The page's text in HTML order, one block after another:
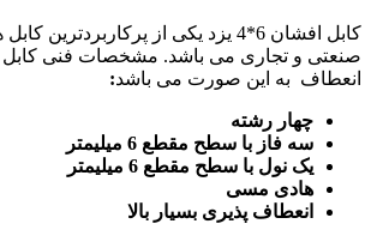
کابل افشان 6*4 یزد یکی از
انعطاف به این صورت می باشد:
چهار رشته
سه فاز با سطح مقطع 6 میلیمتر
یک نول با سطح مقطع 6 میلیمتر
هادی مسی
انعطاف پذیری بسیار بالا